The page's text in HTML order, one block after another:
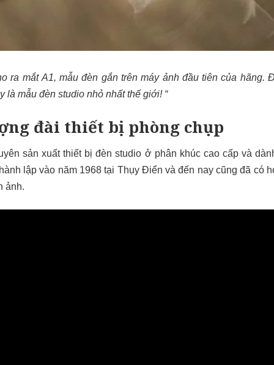
ra mắt A1, mẫu đèn gắn trên máy ảnh đầu tiên của hãng.
là mẫu đèn studio nhỏ nhất thế giới! “
đài thiết bị phòng chụp
sản xuất thiết bị đèn studio ở phân khúc cao cấp và
lập vào năm 1968 tại Thụy Điển và đến nay cũng đã có
ảnh.